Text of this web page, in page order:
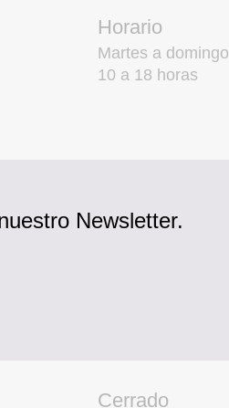
Horario
Martes a domingo
10 a 18 horas
Newsletter.
Cerrado